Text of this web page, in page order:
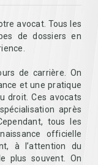
avocat. Tous les
de dossiers en
de carrière. On
et une pratique
droit. Ces avocats
après
tous les
officielle
à l’attention du
plus souvent. On